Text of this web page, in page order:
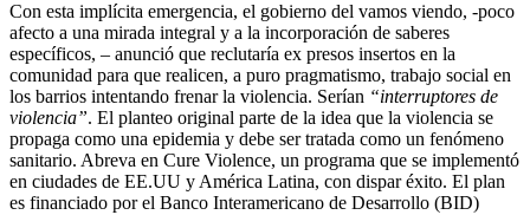
Con esta implícita emergencia, el gobierno del vamos viendo, -poco
afecto a una mirada integral y a la incorporación de saberes
específicos, – anunció que reclutaría ex presos insertos en la
comunidad para que realicen, a puro pragmatismo, trabajo social en
los barrios intentando frenar la violencia. Serían “interruptores de
violencia”. El planteo original parte de la idea que la violencia se
propaga como una epidemia y debe ser tratada como un fenómeno
sanitario. Abreva en Cure Violence, un programa que se implementó
en ciudades de EE.UU y América Latina, con dispar éxito. El plan
es financiado por el Banco Interamericano de Desarrollo (BID)